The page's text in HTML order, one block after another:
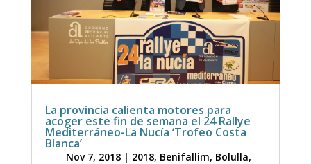
La provincia calienta motores para
acoger este fin de semana el 24 Rallye
Mediterráneo-La Nucía ‘Trofeo Costa
Blanca’
Nov 7, 2018| 2018, Benifallim, Bolulla,